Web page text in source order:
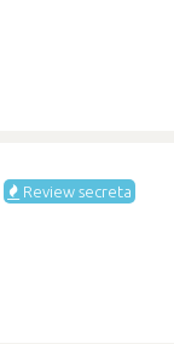
Review secreta